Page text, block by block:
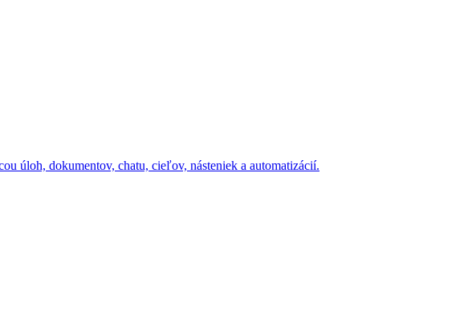
úloh, dokumentov, chatu, cieľov, násteniek a automatizácií.